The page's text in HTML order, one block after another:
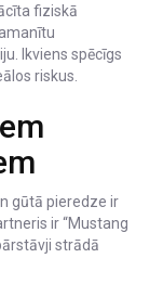
fiziskā
Ikviens spēcīgs
riskus.
gūtā pieredze ir
ir “Mustang
strādā